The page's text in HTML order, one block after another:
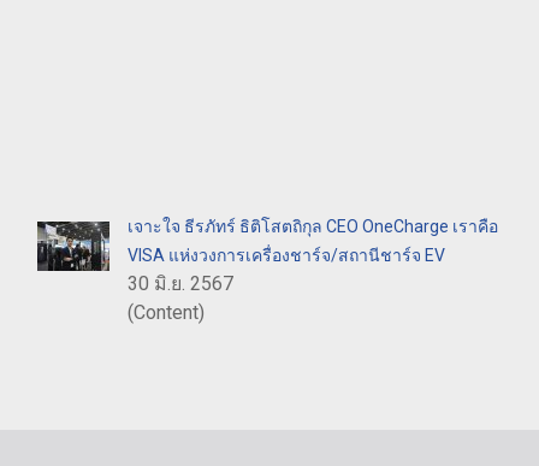
เจาะใจ ธีรภัทร์ ธิติโสตถิกุล CEO OneCharge เราคือ
VISA แห่งวงการเครื่องชาร์จ/สถานีชาร์จ EV
30 มิ.ย. 2567
(Content)